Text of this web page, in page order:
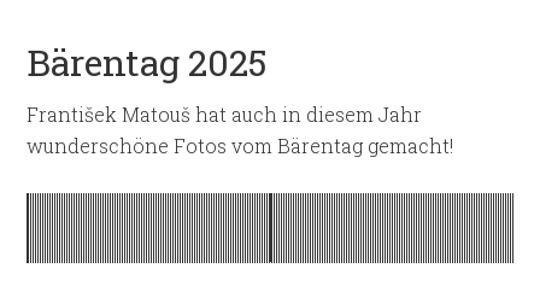
Bärentag 2025
František Matouš hat auch in diesem Jahr
wunderschöne Fotos vom Bärentag gemacht!